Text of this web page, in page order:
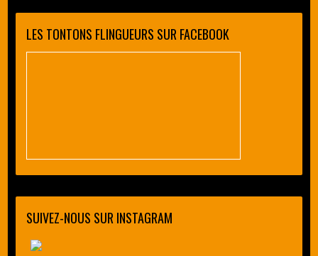
LES TONTONS FLINGUEURS SUR FACEBOOK
SUIVEZ-NOUS SUR INSTAGRAM